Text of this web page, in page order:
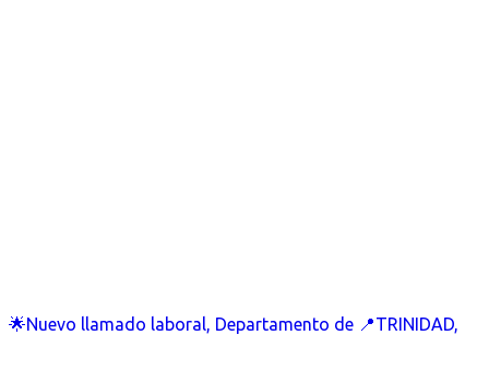
🌟Nuevo llamado laboral, Departamento de 📍TRINIDAD,